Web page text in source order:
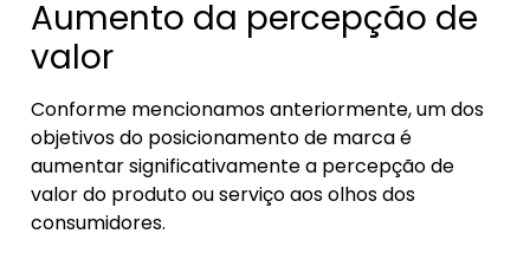
Aumento da percepção de
valor
Conforme mencionamos anteriormente, um dos
objetivos do posicionamento de marca é
aumentar significativamente a percepção de
valor do produto ou serviço aos olhos dos
consumidores.